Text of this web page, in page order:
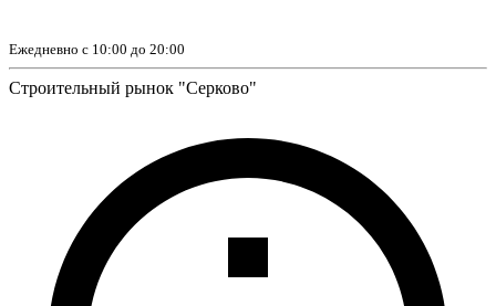
Ежедневно с 10:00 до 20:00
Строительный рынок "Серково"